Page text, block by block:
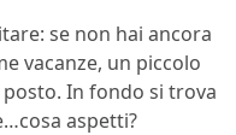
se non hai ancora
vacanze, un piccolo
In fondo si trova
aspetti?